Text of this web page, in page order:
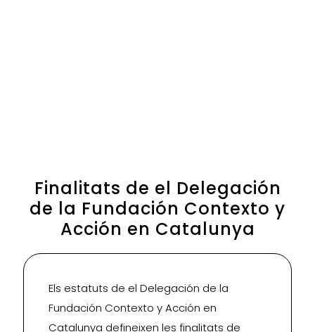
Finalitats de el Delegación
de la Fundación Contexto y
Acción en Catalunya
Els estatuts de el Delegación de la
Fundación Contexto y Acción en
Catalunya defineixen les finalitats de